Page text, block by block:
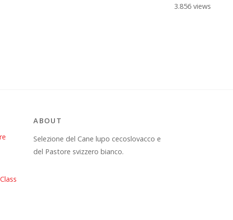
3.856 views
ABOUT
Selezione del Cane lupo cecoslovacco e
del Pastore svizzero bianco.